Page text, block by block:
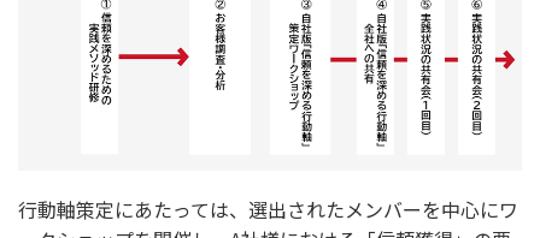
行動軸策定にあたっては、選出されたメンバーを中心にワ